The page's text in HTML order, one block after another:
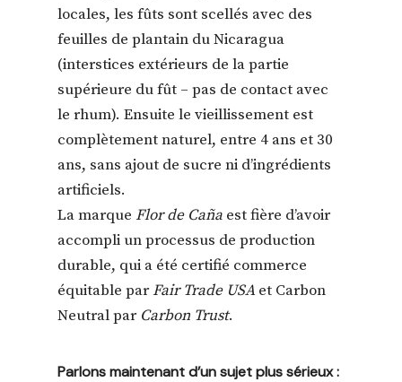
locales, les fûts sont scellés avec des
feuilles de plantain du Nicaragua
(interstices extérieurs de la partie
supérieure du fût – pas de contact avec
le rhum). Ensuite le vieillissement est
complètement naturel, entre 4 ans et 30
ans, sans ajout de sucre ni d’ingrédients
artificiels.
La marqueFlor de Caña est fière d’avoir
accompli un processus de production
durable, qui a été certifié commerce
équitable parFair Trade USAet Carbon
Neutral par Carbon Trust.
Parlons maintenant d’un sujet plus sérieux :